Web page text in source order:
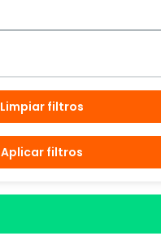
Limpiar filtros
Aplicar filtros